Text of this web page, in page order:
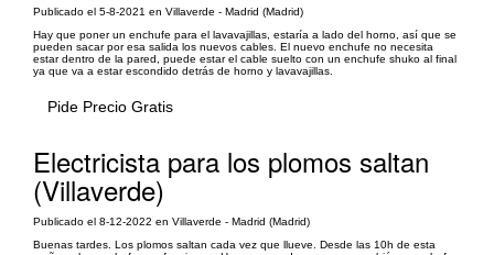
Publicado el 5-8-2021 en Villaverde - Madrid (Madrid)
Hay que poner un enchufe para el lavavajillas, estaría a lado del horno, así que se
pueden sacar por esa salida los nuevos cables. El nuevo enchufe no necesita
estar dentro de la pared, puede estar el cable suelto con un enchufe shuko al final
ya que va a estar escondido detrás de horno y lavavajillas.
Pide Precio Gratis
Electricista para los plomos saltan
(Villaverde)
Publicado el 8-12-2022 en Villaverde - Madrid (Madrid)
Buenas tardes. Los plomos saltan cada vez que llueve. Desde las 10h de esta